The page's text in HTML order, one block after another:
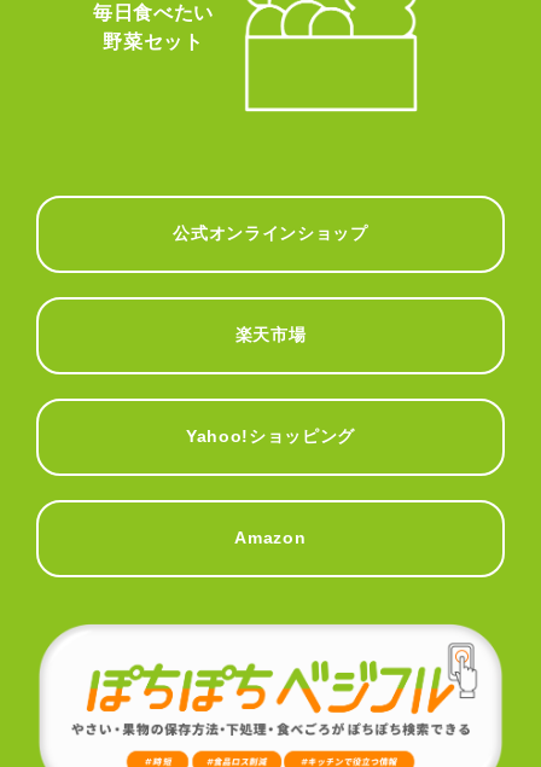
毎日食べたい
野菜セット
公式オンラインショップ
楽天市場
Yahoo!ショッピング
Amazon